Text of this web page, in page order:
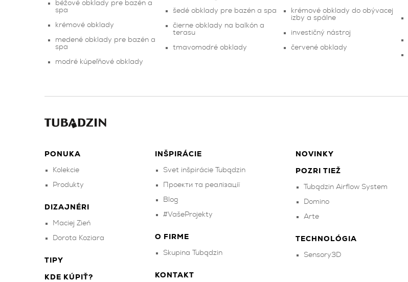
béžové obklady pre bazén a
spa
krémové obklady
medené obklady pre bazén a
spa
modré kúpeľňové obklady
šedé obklady pre bazén a spa
čierne obklady na balkón a
terasu
tmavomodré obklady
krémové obklady do obývacej
izby a spálne
investičný nástroj
červené obklady
PONUKA
Kolekcie
Produkty
DIZAJNÉRI
Maciej Zień
Dorota Koziara
TIPY
KDE KÚPIŤ?
INŠPIRÁCIE
Svet inšpirácie Tubądzin
Проекти та реалізації
Blog
#VašeProjekty
O FIRME
Skupina Tubądzin
KONTAKT
NOVINKY
POZRI TIEŽ
Tubądzin Airflow System
Domino
Arte
TECHNOLÓGIA
Sensory3D